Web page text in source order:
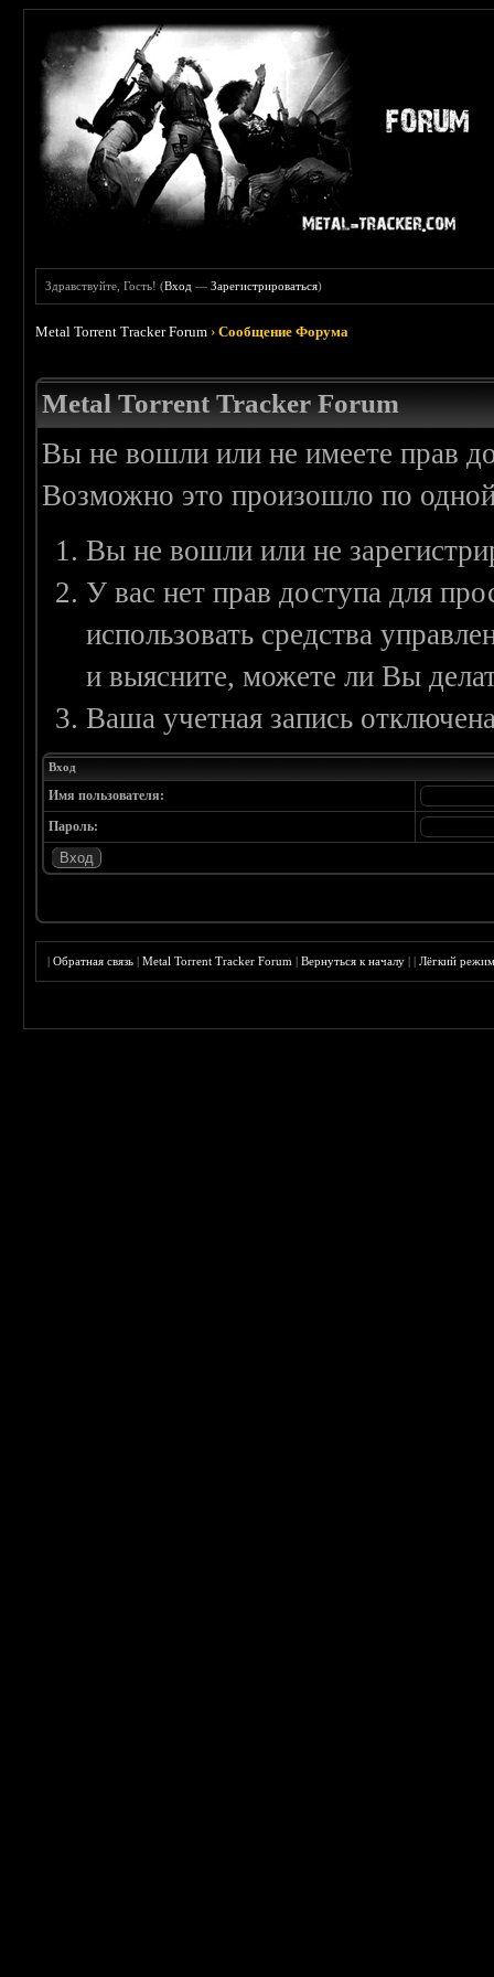
Здравствуйте, Гость! (Вход —Зарегистрироваться)
Metal Torrent Tracker Forum ›Сообщение Форума
Metal Torrent Tracker Forum
Вы не вошли или не имеете прав
Возможно это произошло по
Вы не вошли или не
У вас нет прав доступа для
использовать средства
и выясните, можете ли Вы
Ваша учетная запись
Вход
Имя пользователя:
Пароль:
|Обратная связь |Metal Torrent Tracker Forum |Вернуться к началу ||Лёгкий